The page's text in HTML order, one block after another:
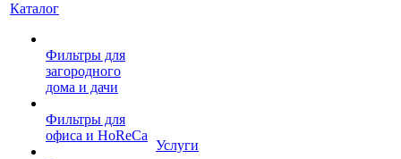
Каталог
Фильтры для
загородного
дома и дачи
Фильтры для
офиса и HoReCa
Услуги